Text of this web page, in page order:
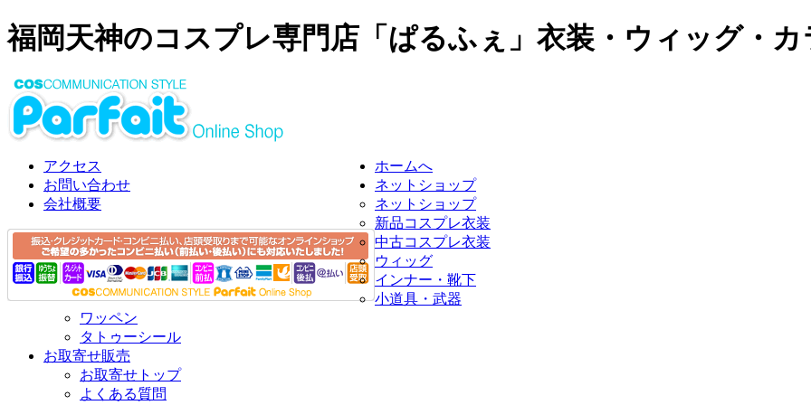
福岡天神のコスプレ専門店「ぱるふぇ」衣装・ウィッグ・
アクセス
お問い合わせ
会社概要
ホームへ
ネットショップ
ネットショップ
新品コスプレ衣装
中古コスプレ衣装
ウィッグ
インナー・靴下
小道具・武器
ワッペン
タトゥーシール
お取寄せ販売
お取寄せトップ
よくある質問